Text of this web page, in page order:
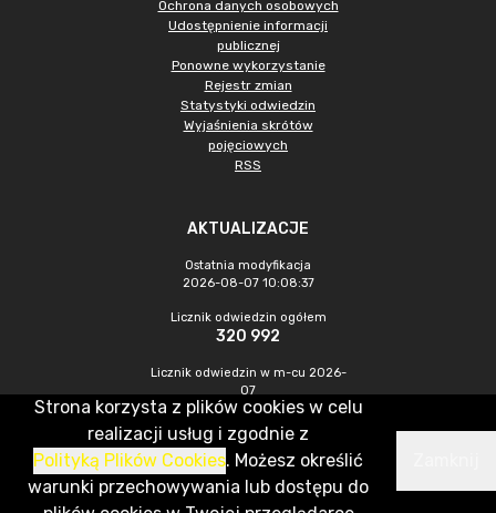
Ochrona danych osobowych
Udostępnienie informacji
publicznej
Ponowne wykorzystanie
Rejestr zmian
Statystyki odwiedzin
Wyjaśnienia skrótów
pojęciowych
RSS
AKTUALIZACJE
Ostatnia modyfikacja
2026-08-07 10:08:37
Licznik odwiedzin ogółem
320 992
Licznik odwiedzin w m-cu 2026-
07
1 051
CMS & Hosting: Nefeni Sp. z o.o.
Strona korzysta z plików cookies w celu
realizacji usług i zgodnie z
Polityką Plików Cookies. Możesz określić
warunki przechowywania lub dostępu do